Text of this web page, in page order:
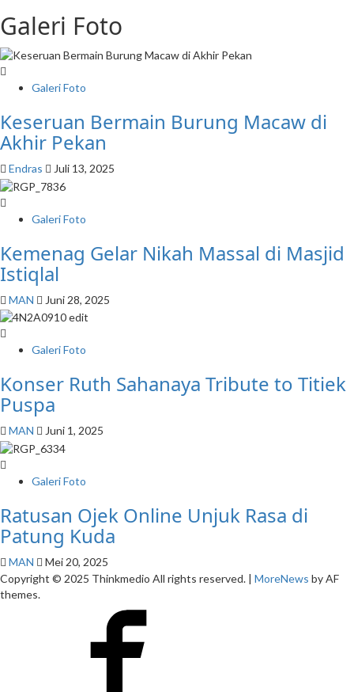
Galeri Foto
Galeri Foto
Keseruan Bermain Burung Macaw di
Akhir Pekan
Endras Juli 13, 2025
Galeri Foto
Kemenag Gelar Nikah Massal di Masjid
Istiqlal
MAN Juni 28, 2025
Galeri Foto
Konser Ruth Sahanaya Tribute to Titiek
Puspa
MAN Juni 1, 2025
Galeri Foto
Ratusan Ojek Online Unjuk Rasa di
Patung Kuda
MAN
Mei 20, 2025
Copyright © 2025 Thinkmedio All rights reserved. | MoreNews by AF
themes.